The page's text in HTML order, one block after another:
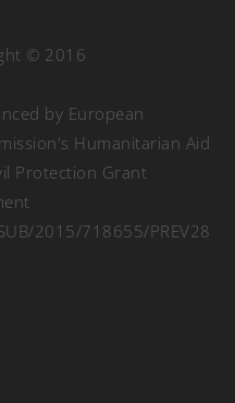
© 2016
by European
Humanitarian Aid
Protection Grant
2015/718655/PREV28